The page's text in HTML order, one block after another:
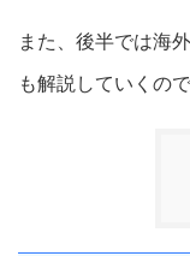
また、後半では海
も解説していくの